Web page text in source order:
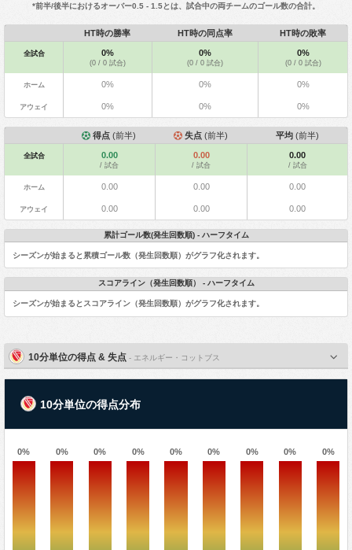
*前半/後半におけるオーバー0.5 - 1.5とは、試合中の両チームのゴール数の合計。
HT時の勝率 HT時の同点率 HT時の敗率
全試合 0%
(0 / 0 試合)
0%
(0 / 0 試合)
0%
(0 / 0 試合)
ホーム 0% 0% 0%
アウェイ 0% 0% 0%
得点 (前半) 失点 (前半) 平均(前半)
全試合 0.00
/ 試合
0.00
/ 試合
0.00
/ 試合
ホーム 0.00 0.00 0.00
アウェイ 0.00 0.00 0.00
累計ゴール数(発生回数順) - ハーフタイム
シーズンが始まると累積ゴール数（発生回数順）がグラフ化されます。
スコアライン（発生回数順） - ハーフタイム
シーズンが始まるとスコアライン（発生回数順）がグラフ化されます。
10分単位の得点 & 失点- エネルギー・コットブス
10分単位の得点分布
0% 0% 0% 0% 0% 0% 0% 0% 0%